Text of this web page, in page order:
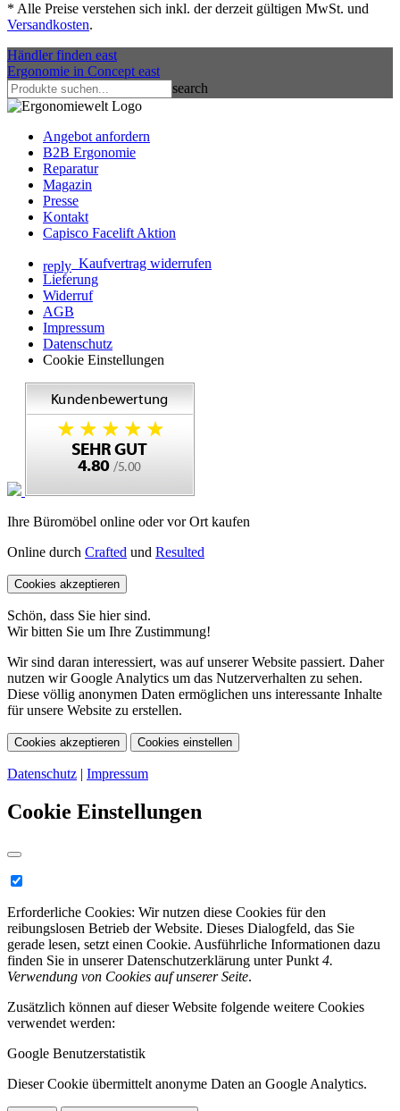
* Alle Preise verstehen sich inkl. der derzeit gültigen MwSt. und
Versandkosten.
Händler finden east
Ergonomie in Concept east
search
Angebot anfordern
B2B Ergonomie
Reparatur
Magazin
Presse
Kontakt
Capisco Facelift Aktion
reply Kaufvertrag widerrufen
Lieferung
Widerruf
AGB
Impressum
Datenschutz
Cookie Einstellungen
Ihre Büromöbel online oder vor Ort kaufen
Online durch Crafted und Resulted
Cookies akzeptieren
Schön, dass Sie hier sind.
Wir bitten Sie um Ihre Zustimmung!
Wir sind daran interessiert, was auf unserer Website passiert. Daher
nutzen wir Google Analytics um das Nutzerverhalten zu sehen.
Diese völlig anonymen Daten ermöglichen uns interessante Inhalte
für unsere Website zu erstellen.
Cookies akzeptieren Cookies einstellen
Datenschutz | Impressum
Cookie Einstellungen
Erforderliche Cookies: Wir nutzen diese Cookies für den
reibungslosen Betrieb der Website. Dieses Dialogfeld, das Sie
gerade lesen, setzt einen Cookie. Ausführliche Informationen dazu
finden Sie in unserer Datenschutzerklärung unter Punkt 4.
Verwendung von Cookies auf unserer Seite.
Zusätzlich können auf dieser Website folgende weitere Cookies
verwendet werden:
Google Benutzerstatistik
Dieser Cookie übermittelt anonyme Daten an Google Analytics.